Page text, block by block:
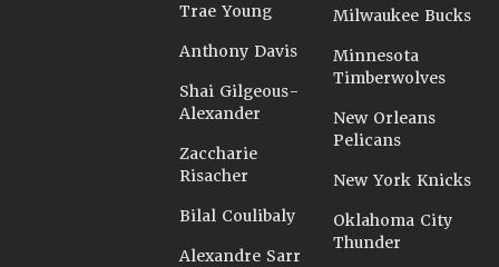
Trae Young
Anthony Davis
Shai Gilgeous-
Alexander
Zaccharie
Risacher
Bilal Coulibaly
Alexandre Sarr
Milwaukee Bucks
Minnesota
Timberwolves
New Orleans
Pelicans
New York Knicks
Oklahoma City
Thunder